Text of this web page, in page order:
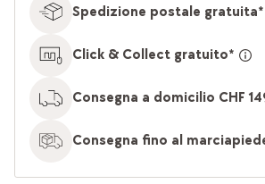
Spedizione postale gratuita*
Click & Collect gratuito*
Consegna a domicilio CHF
Consegna fino al